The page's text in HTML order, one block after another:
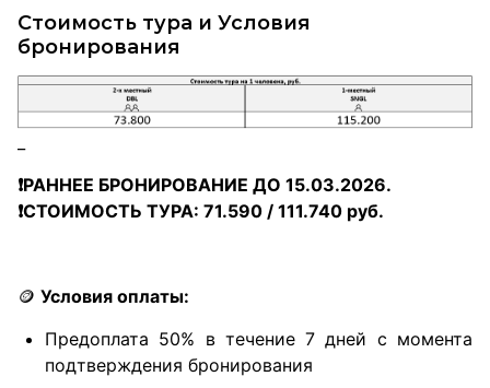
Стоимость тура и Условия
бронирования
❗РАННЕЕ БРОНИРОВАНИЕ ДО 15.03.2026.
❗СТОИМОСТЬ ТУРА: 71.590 / 111.740 руб.
🪙 Условия оплаты:
Предоплата 50% в течение 7 дней с момента
подтверждения бронирования